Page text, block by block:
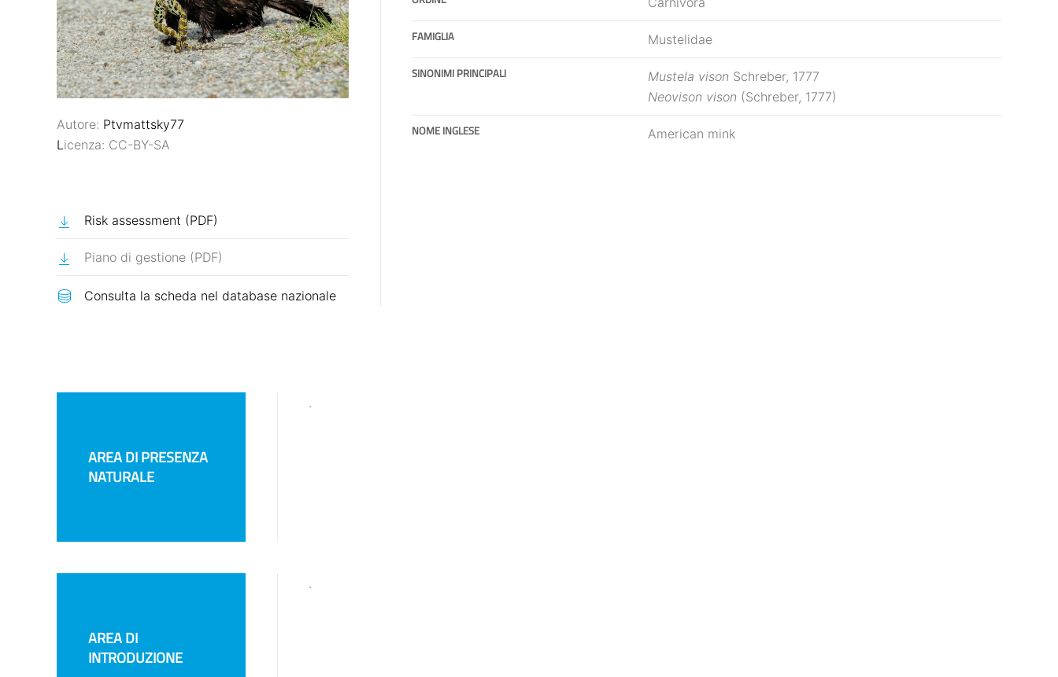
Autore: Ptvmattsky77
Licenza: CC-BY-SA
Risk assessment (PDF)
Piano di gestione (PDF)
FAMIGLIA Mustelidae
SINONIMI PRINCIPALI Mustela vison Schreber, 1777
Neovison vison (Schreber, 1777)
NOME INGLESE American mink
AREA DI PRESENZA
NATURALE
.
AREA DI
INTRODUZIONE
.